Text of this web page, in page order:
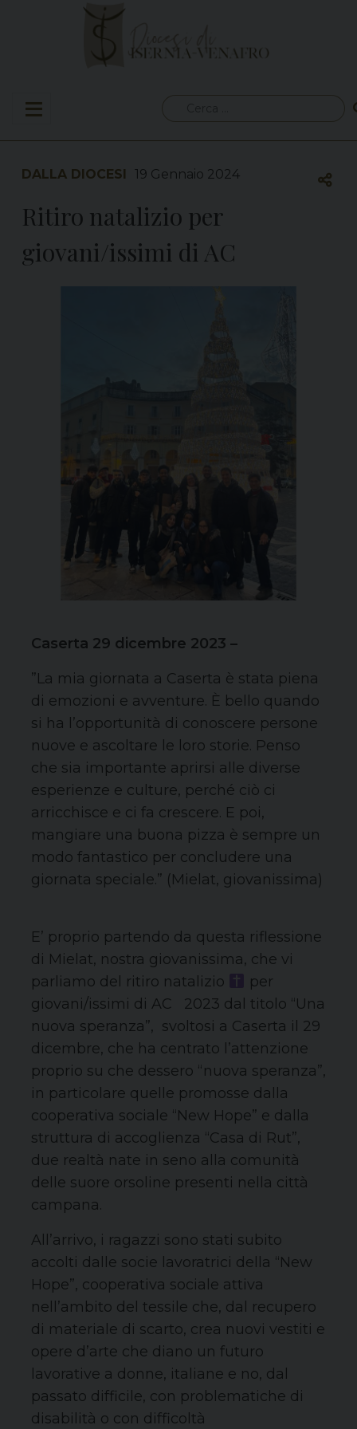
per:
DALLA DIOCESI 19 Gennaio 2024
Ritiro natalizio per
giovani/issimi di AC
Caserta 29 dicembre 2023 –
️”La mia giornata a Caserta è stata piena
di emozioni e avventure. È bello quando
si ha l’opportunità di conoscere persone
nuove e ascoltare le loro storie. Penso
che sia importante aprirsi alle diverse
esperienze e culture, perché ciò ci
arricchisce e ci fa crescere. E poi,
mangiare una buona pizza è sempre un
modo fantastico per concludere una
giornata speciale.” (Mielat, giovanissima)
E’ proprio partendo da questa riflessione
di Mielat, nostra giovanissima, che vi
parliamo del ritiro natalizio
per
giovani/issimi di AC 2023 dal titolo “Una
nuova speranza”, svoltosi a Caserta il 29
dicembre, che ha centrato l’attenzione
proprio su che dessero “nuova speranza”,
in particolare quelle promosse dalla
cooperativa sociale “New Hope” e dalla
struttura di accoglienza “Casa di Rut”,
due realtà nate in seno alla comunità
delle suore orsoline presenti nella città
campana.
All’arrivo, i ragazzi sono stati subito
accolti dalle socie lavoratrici della “New
Hope”, cooperativa sociale attiva
nell’ambito del tessile che, dal recupero
di materiale di scarto, crea nuovi vestiti e
opere d’arte che diano un futuro
lavorative a donne, italiane e no, dal
passato difficile, con problematiche di
disabilità o con difficoltà